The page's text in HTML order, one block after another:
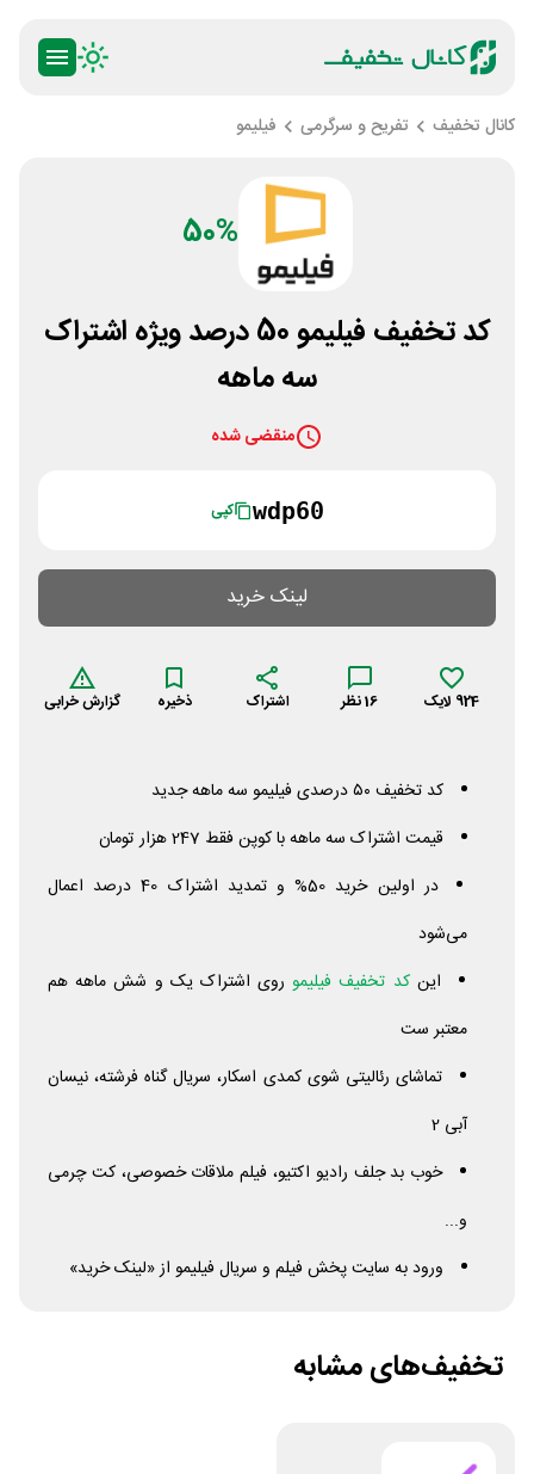
کانال تخفیف تفریح و سرگرمی فیلیمو
50%
کد تخفیف فیلیمو 50 درصد ویژه اشتراک
سه ماهه
منقضی شده
wdp60 کپی
لینک خرید
924 لایک 16نظر اشتراک ذخیره گزارش خرابی
کد تخفیف ۵۰ درصدی فیلیمو سه ماهه جدید
قیمت اشتراک سه ماهه با کوپن فقط 247 هزار تومان
در اولین خرید 50% و تمدید اشتراک 40 درصد اعمال
می‌شود
اینکد تخفیف فیلیموروی اشتراک یک و شش ماهه هم
معتبر ست
تماشای رئالیتی شوی کمدی اسکار، سریال گناه فرشته، نیسان
آبی 2
خوب بد جلف رادیو اکتیو، فیلم ملاقات خصوصی، کت چرمی
و...
ورود به سایت پخش فیلم و سریال فیلیمو از «لینک خرید»
تخفیف‌های مشابه